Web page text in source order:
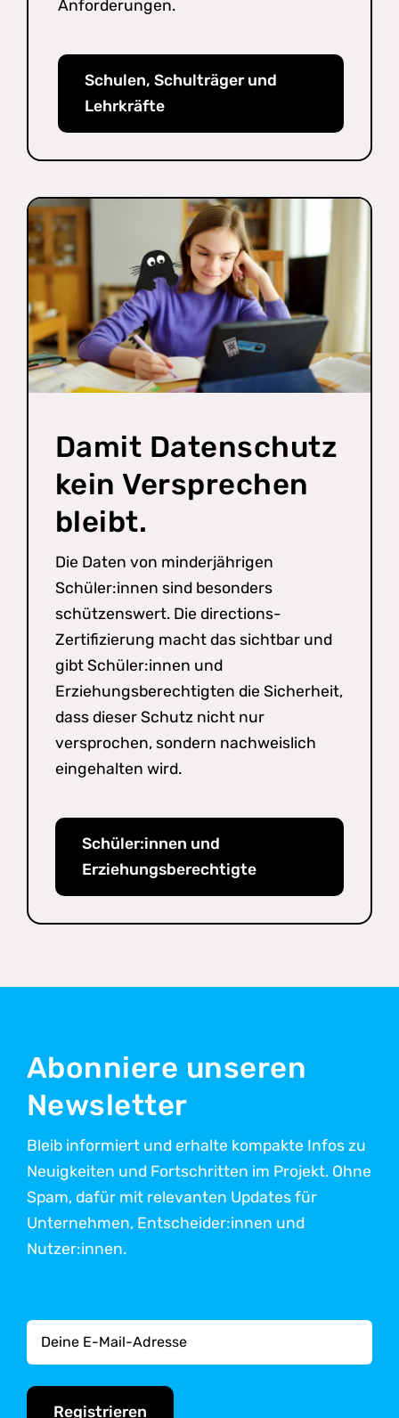
Anforderungen.
Schulen, Schulträger und
Lehrkräfte
Damit Datenschutz
kein Versprechen
bleibt.
Die Daten von minderjährigen
Schüler:innen sind besonders
schützenswert. Die directions-
Zertifizierung macht das sichtbar und
gibt Schüler:innen und
Erziehungsberechtigten die Sicherheit,
dass dieser Schutz nicht nur
versprochen, sondern nachweislich
eingehalten wird.
Schüler:innen und
Erziehungsberechtigte
Abonniere unseren
Newsletter
Bleib informiert und erhalte kompakte Infos zu
Neuigkeiten und Fortschritten im Projekt. Ohne
Spam, dafür mit relevanten Updates für
Unternehmen, Entscheider:innen und
Nutzer:innen.
Registrieren